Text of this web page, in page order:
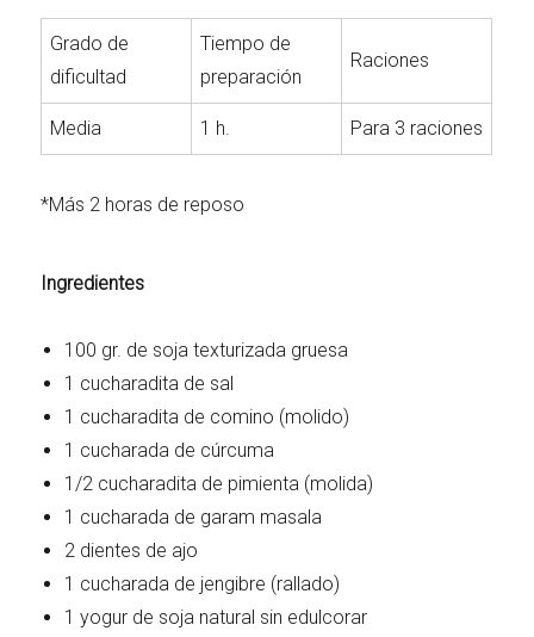
Grado de
dificultad
Tiempo de
preparación
Raciones
Media 1 h. Para 3 raciones
*Más 2 horas de reposo
Ingredientes
100 gr. de soja texturizada gruesa
1 cucharadita de sal
1 cucharadita de comino (molido)
1 cucharada de cúrcuma
1/2 cucharadita de pimienta (molida)
1 cucharada de garam masala
2 dientes de ajo
1 cucharada de jengibre (rallado)
1 yogur de soja natural sin edulcorar